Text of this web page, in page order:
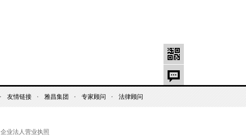
友情链接 雅昌集团 专家顾问 法律顾问
企业法人营业执照